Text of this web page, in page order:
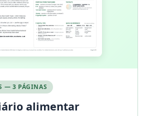
— 3 PÁGINAS
alimentar